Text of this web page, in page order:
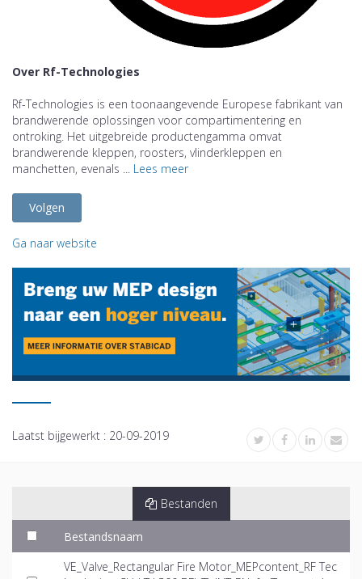
Over Rf-Technologies
Rf-Technologies is een toonaangevende Europese fabrikant van
brandwerende oplossingen voor compartimentering en
ontroking. Het uitgebreide productengamma omvat
brandwerende kleppen, roosters, vlinderkleppen en
manchetten, evenals ... Lees meer
Volgen
Ga naar website
Laatst bijgewerkt : 20-09-2019
Bestanden
Bestandsnaam
VE_Valve_Rectangular Fire Motor_MEPcontent_RF Tec